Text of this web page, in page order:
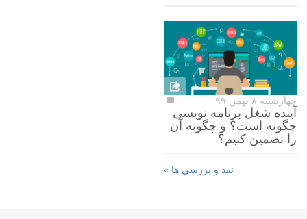
چهارشنبه ۸ بهمن ۹۹ ۰
آینده شغل برنامه نویسی
چگونه است؟ و چگونه آن
را تضمین کنیم؟
نقد و بررسی ها »